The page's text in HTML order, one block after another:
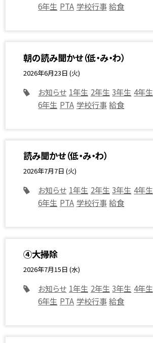
6年生 PTA 学校行事 給食
朝の読み聞かせ（低・み・わ）
2026年6月23日 (火)
お知らせ 1年生 2年生 3年生 4年生
6年生 PTA 学校行事 給食
読み聞かせ（低・み・わ）
2026年7月7日 (火)
お知らせ 1年生 2年生 3年生 4年生
6年生 PTA 学校行事 給食
④大掃除
2026年7月15日 (水)
お知らせ 1年生 2年生 3年生 4年生
6年生 PTA 学校行事 給食